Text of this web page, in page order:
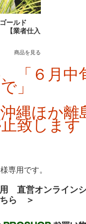
ールド
【業者仕入
商品を見る
「６月中
」
縄ほか離
致します
専用です。
直営オンラインシ
ちら ＞